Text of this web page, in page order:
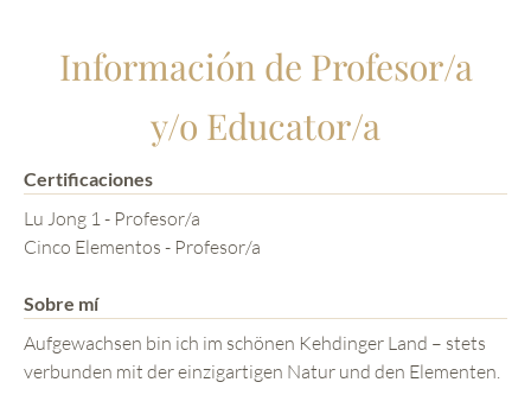
Información de Profesor/a
y/o Educator/a
Certificaciones
Lu Jong 1 - Profesor/a
Cinco Elementos - Profesor/a
Sobre mí
Aufgewachsen bin ich im schönen Kehdinger Land – stets
verbunden mit der einzigartigen Natur und den Elementen.